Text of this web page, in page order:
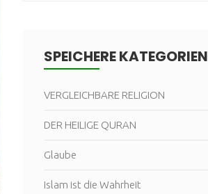
SPEICHERE KATEGORIEN
VERGLEICHBARE RELIGION
DER HEILIGE QURAN
Glaube
Islam ist die Wahrheit